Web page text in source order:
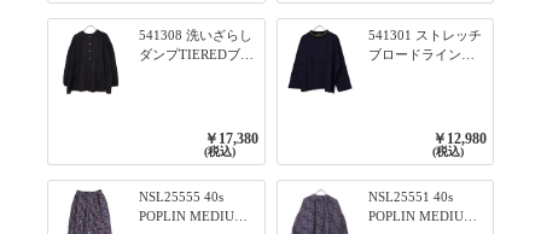
541308 洗いざらし
ダンプTIEREDブシ
￥17,380
(税込)
541301 ストレッチ
ブロードライン入
リブプルオーバー
79ネイビー
￥12,980
(税込)
NSL25555 40s
POPLIN MEDIUM
NSL25551 40s
POPLIN MEDIUM